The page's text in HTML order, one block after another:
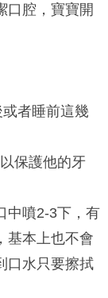
口腔，寶寶開
者睡前這幾
保護他的牙
中噴2-3下，有
基本上也不會
口水只要擦拭